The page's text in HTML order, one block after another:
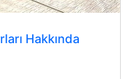
Hakkında